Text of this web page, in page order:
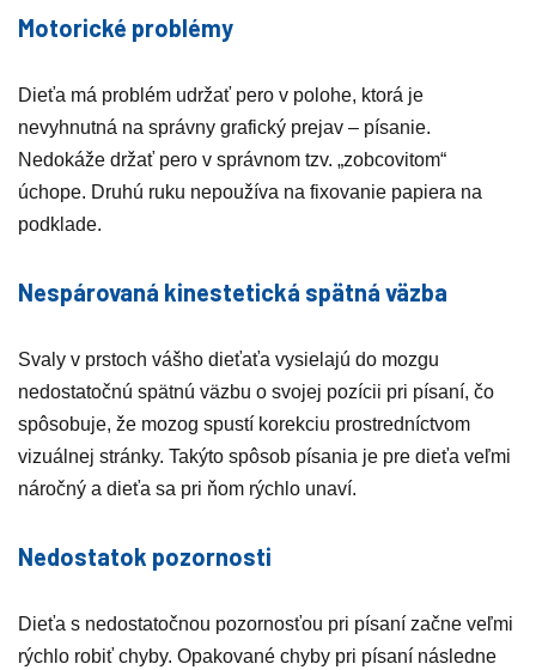
Motorické problémy
Dieťa má problém udržať pero v polohe, ktorá je
nevyhnutná na správny grafický prejav – písanie.
Nedokáže držať pero v správnom tzv. „zobcovitom“
úchope. Druhú ruku nepoužíva na fixovanie papiera na
podklade.
Nespárovaná kinestetická spätná väzba
Svaly v prstoch vášho dieťaťa vysielajú do mozgu
nedostatočnú spätnú väzbu o svojej pozícii pri písaní, čo
spôsobuje, že mozog spustí korekciu prostredníctvom
vizuálnej stránky. Takýto spôsob písania je pre dieťa veľmi
náročný a dieťa sa pri ňom rýchlo unaví.
Nedostatok pozornosti
Dieťa s nedostatočnou pozornosťou pri písaní začne veľmi
rýchlo robiť chyby. Opakované chyby pri písaní následne